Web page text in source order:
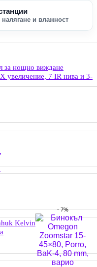
и влажност
за нощно виждане
увеличение, 7 IR нива и 3-
Kelvin
- 7%